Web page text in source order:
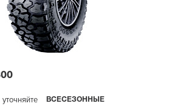
уточняйте ВСЕСЕЗОННЫЕ